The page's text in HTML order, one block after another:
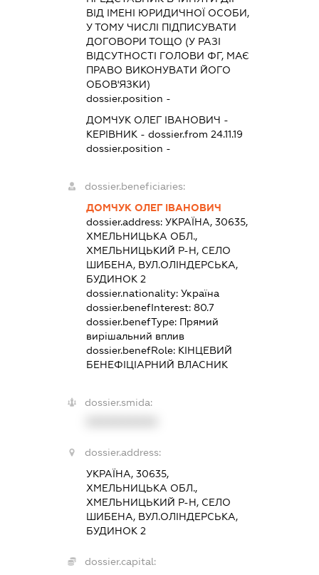
ВІД ІМЕНІ ЮРИДИЧНОЇ ОСОБИ,
У ТОМУ ЧИСЛІ ПІДПИСУВАТИ
ДОГОВОРИ ТОЩО (У РАЗІ
ВІДСУТНОСТІ ГОЛОВИ ФГ, МАЄ
ПРАВО ВИКОНУВАТИ ЙОГО
ОБОВ'ЯЗКИ)
dossier.position -
ДОМЧУК ОЛЕГ ІВАНОВИЧ -
КЕРІВНИК - dossier.from 24.11.19
dossier.position -
dossier.beneficiaries:
ДОМЧУК ОЛЕГ ІВАНОВИЧ
dossier.address:УКРАЇНА, 30635,
ХМЕЛЬНИЦЬКА ОБЛ.,
ХМЕЛЬНИЦЬКИЙ Р-Н, СЕЛО
ШИБЕНА, ВУЛ.ОЛІНДЕРСЬКА,
БУДИНОК 2
dossier.nationality:Україна
dossier.benefInterest:80.7
dossier.benefType: Прямий
вирішальний вплив
dossier.benefRole: КІНЦЕВИЙ
БЕНЕФІЦІАРНИЙ ВЛАСНИК
dossier.smida:
dossier.address:
УКРАЇНА, 30635,
ХМЕЛЬНИЦЬКА ОБЛ.,
ХМЕЛЬНИЦЬКИЙ Р-Н, СЕЛО
ШИБЕНА, ВУЛ.ОЛІНДЕРСЬКА,
БУДИНОК 2
dossier.capital: